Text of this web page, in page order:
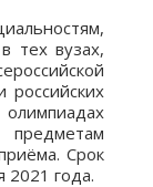
тех вузах,
российских
Срок
2021 года.